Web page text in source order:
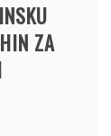
ZA